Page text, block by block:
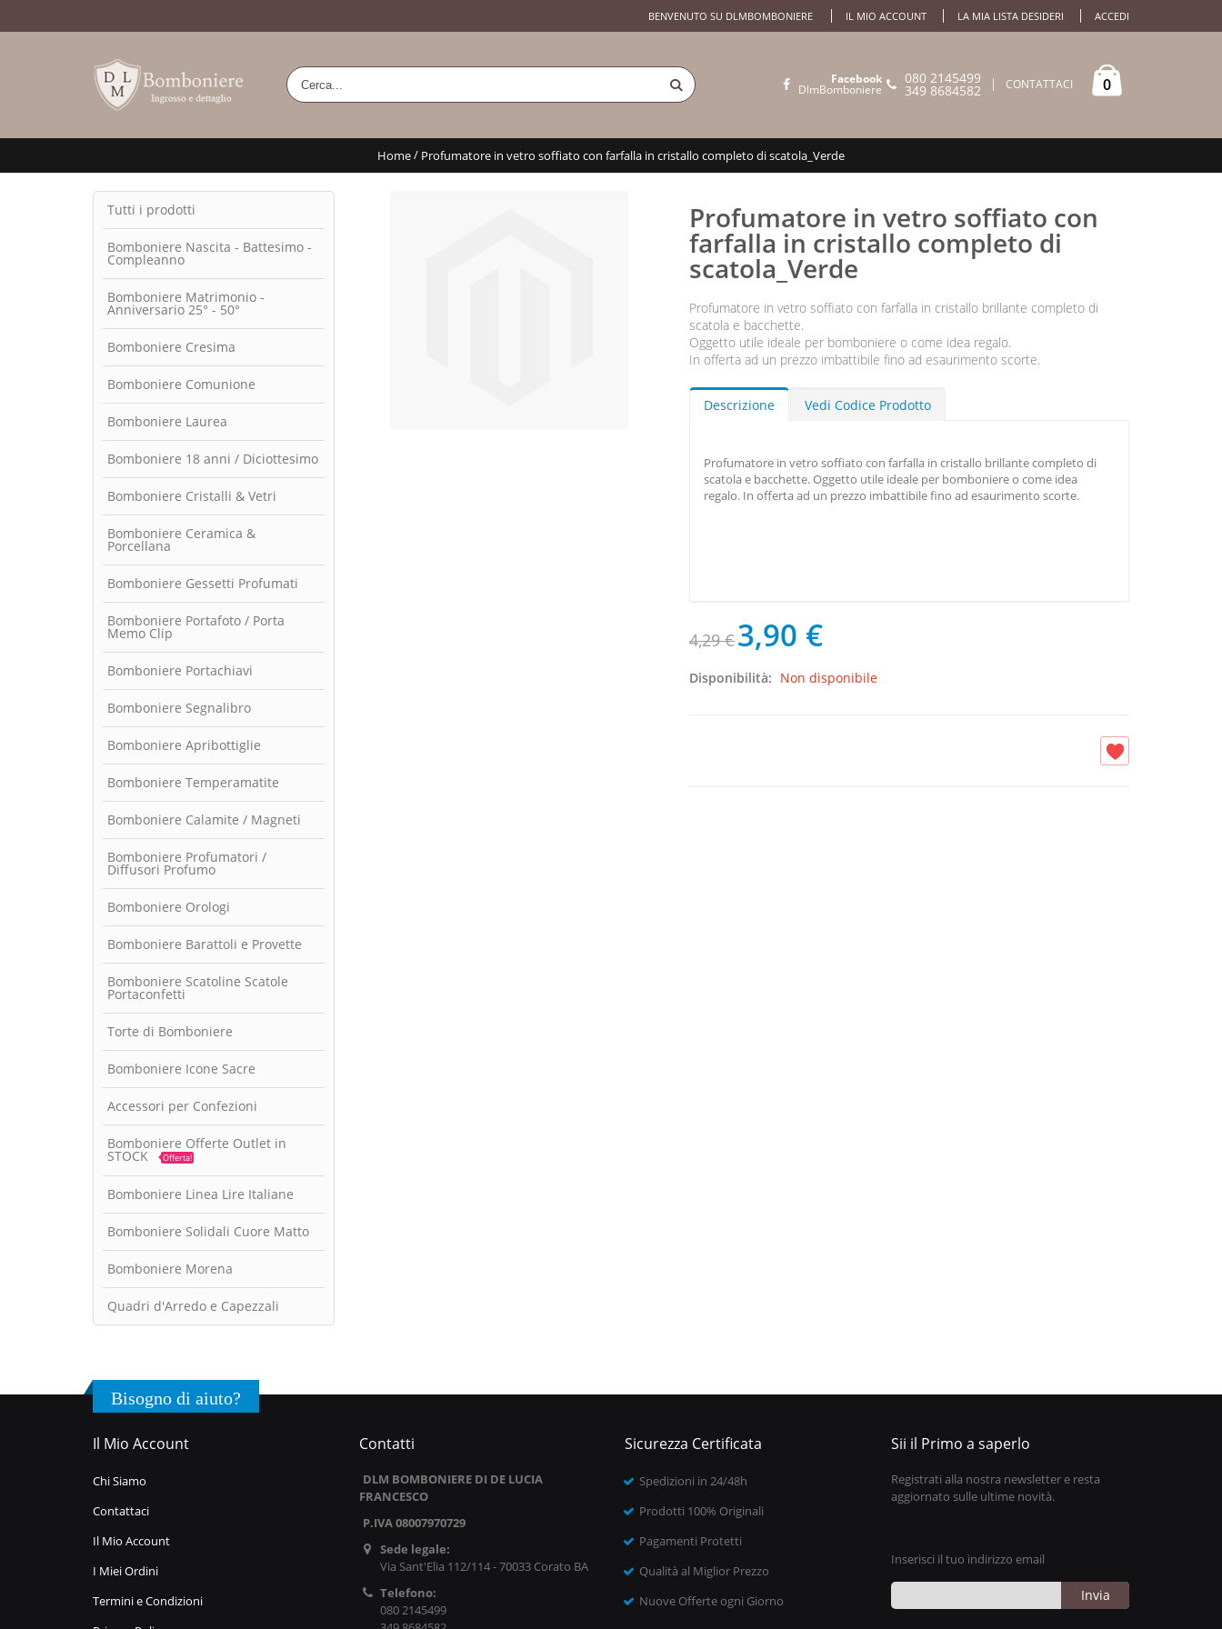
IL MIO ACCOUNT LA MIA LISTA DESIDERI ACCEDI
BENVENUTO SU DLMBOMBONIERE
Facebook
DlmBomboniere
080 2145499
349 8684582 CONTATTACI 0
Home/ Profumatore in vetro soffiato con farfalla in cristallo completo di scatola_Verde
Profumatore in vetro soffiato con
farfalla in cristallo completo di
scatola_Verde
Profumatore in vetro soffiato con farfalla in cristallo brillante completo di
scatola e bacchette.
Oggetto utile ideale per bomboniere o come idea regalo.
In offerta ad un prezzo imbattibile fino ad esaurimento scorte.
Descrizione Vedi Codice Prodotto
Profumatore in vetro soffiato con farfalla in cristallo brillante completo di
scatola e bacchette. Oggetto utile ideale per bomboniere o come idea
regalo. In offerta ad un prezzo imbattibile fino ad esaurimento scorte.
4,29 €3,90 €
Disponibilità: Non disponibile
Tutti i prodotti
Bomboniere Nascita - Battesimo -
Compleanno
Bomboniere Matrimonio -
Anniversario 25° - 50°
Bomboniere Cresima
Bomboniere Comunione
Bomboniere Laurea
Bomboniere 18 anni / Diciottesimo
Bomboniere Cristalli & Vetri
Bomboniere Ceramica &
Porcellana
Bomboniere Gessetti Profumati
Bomboniere Portafoto / Porta
Memo Clip
Bomboniere Portachiavi
Bomboniere Segnalibro
Bomboniere Apribottiglie
Bomboniere Temperamatite
Bomboniere Calamite / Magneti
Bomboniere Profumatori /
Diffusori Profumo
Bomboniere Orologi
Bomboniere Barattoli e Provette
Bomboniere Scatoline Scatole
Portaconfetti
Torte di Bomboniere
Bomboniere Icone Sacre
Accessori per Confezioni
Bomboniere Offerte Outlet in
STOCK Offerta!
Bomboniere Linea Lire Italiane
Bomboniere Solidali Cuore Matto
Bomboniere Morena
Quadri d'Arredo e Capezzali
Bisogno di aiuto?
Il Mio Account
Chi Siamo
Contattaci
Il Mio Account
I Miei Ordini
Termini e Condizioni
Contatti
DLM BOMBONIERE DI DE LUCIA
FRANCESCO
P.IVA 08007970729
Sede legale:
Via Sant'Elia 112/114 - 70033 Corato BA
Telefono:
080 2145499
Sicurezza Certificata
Spedizioni in 24/48h
Prodotti 100% Originali
Pagamenti Protetti
Qualità al Miglior Prezzo
Nuove Offerte ogni Giorno
Sii il Primo a saperlo
Registrati alla nostra newsletter e resta
aggiornato sulle ultime novità.
Inserisci il tuo indirizzo email
Invia